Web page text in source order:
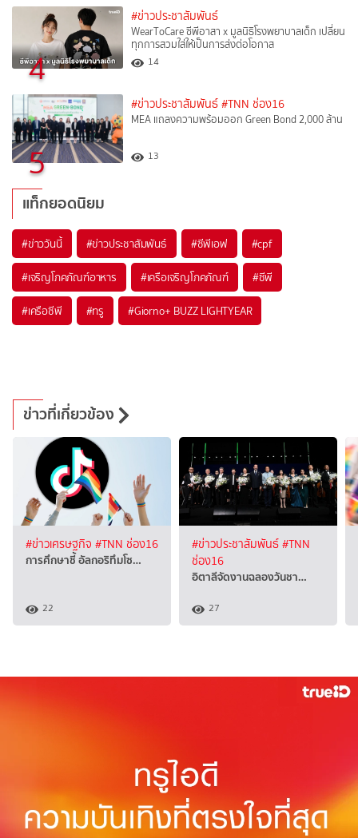
4
#ข่าวประชาสัมพันธ์
WearToCare ซีพีอาสา x มูลนิธิโรงพยาบาลเด็ก เปลี่ยน
ทุกการสวมใส่ให้เป็นการส่งต่อโอกาส
14
5
#ข่าวประชาสัมพันธ์ #TNN ช่อง16
MEA แถลงความพร้อมออก Green Bond 2,000 ล้าน
13
แท็กยอดนิยม
#ข่าววันนี้ #ข่าวประชาสัมพันธ์ #ซีพีเอฟ #cpf
#เจริญโภคภัณฑ์อาหาร #เครือเจริญโภคภัณฑ์ #ซีพี
#เครือซีพี #ทรู #Giorno+ BUZZ LIGHTYEAR
ข่าวที่เกี่ยวข้อง
#ข่าวเศรษฐกิจ #TNN ช่อง16
การศึกษาชี้ อัลกอริทึมโซ…
22
#ข่าวประชาสัมพันธ์#TNN
ช่อง16
อิตาลีจัดงานฉลองวันชา…
27